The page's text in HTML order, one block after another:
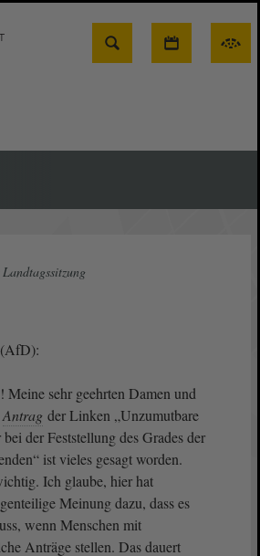
Suche
Meine sehr geehrten Damen und
Antrag der Linken „Unzumutbare
der Feststellung des Grades der
ist vieles gesagt worden.
Ich glaube, hier hat
Meinung dazu, dass es
wenn Menschen mit
Anträge stellen. Das dauert